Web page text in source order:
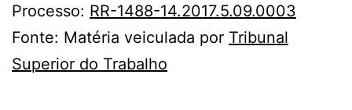
Processo: RR-1488-14.2017.5.09.0003
Fonte: Matéria veiculada por Tribunal
Superior do Trabalho